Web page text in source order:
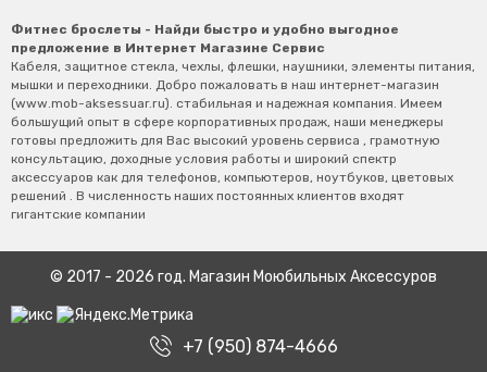
Фитнес брослеты - Найди быстро и удобно выгодное
предложение в Интернет Магазине Сервис
Кабеля, защитное стекла, чехлы, флешки, наушники, элементы питания,
мышки и переходники. Добро пожаловать в наш интернет-магазин
(www.mob-aksessuar.ru). стабильная и надежная компания. Имеем
большущий опыт в сфере корпоративных продаж, наши менеджеры
готовы предложить для Вас высокий уровень сервиса , грамотную
консультацию, доходные условия работы и широкий спектр
аксессуаров как для телефонов, компьютеров, ноутбуков, цветовых
решений . В численность наших постоянных клиентов входят
гигантские компании
© 2017 - 2026 год. Магазин Моюбильных Аксессуров
+7 (950) 874-4666